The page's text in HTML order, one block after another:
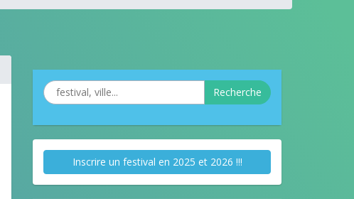
Recherche
Inscrire un festival en 2025 et 2026 !!!